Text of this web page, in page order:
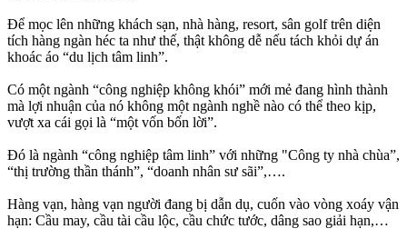
Để mọc lên những khách sạn, nhà hàng, resort, sân golf trên diện
tích hàng ngàn héc ta như thế, thật không dễ nếu tách khỏi dự án
khoác áo “du lịch tâm linh”.
Có một ngành “công nghiệp không khói” mới mẻ đang hình thành
mà lợi nhuận của nó không một ngành nghề nào có thể theo kịp,
vượt xa cái gọi là “một vốn bốn lời”.
Đó là ngành “công nghiệp tâm linh” với những "Công ty nhà chùa”,
“thị trường thần thánh”, “doanh nhân sư sãi”,….
Hàng vạn, hàng vạn người đang bị dẫn dụ, cuốn vào vòng xoáy vận
hạn: Cầu may, cầu tài cầu lộc, cầu chức tước, dâng sao giải hạn,…